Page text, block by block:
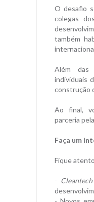
O desafio
colegas
também
Além das
individuais
construção
Ao final,
parceria
Faça um
Fique
- Cleantech